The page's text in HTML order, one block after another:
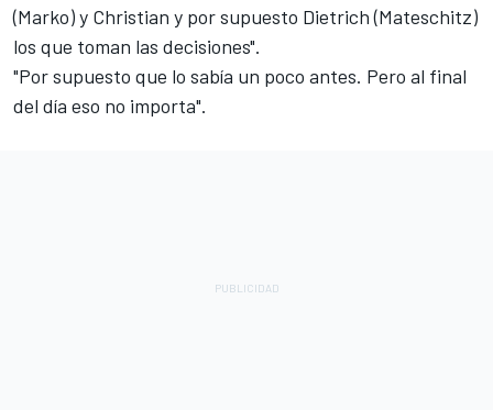
(Marko) y Christian y por supuesto Dietrich (Mateschitz)
los que toman las decisiones".
"Por supuesto que lo sabía un poco antes. Pero al final
del día eso no importa".